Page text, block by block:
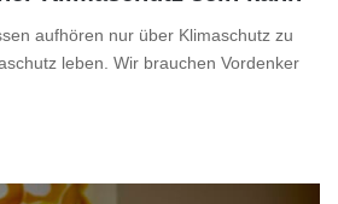
aufhören nur über Klimaschutz zu
leben. Wir brauchen Vordenker